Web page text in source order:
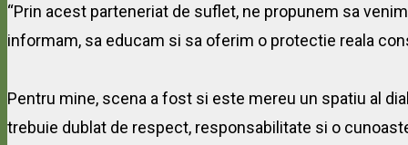
“Prin acest parteneriat de suflet, ne propunem sa
informam, sa educam si sa oferim o protectie reala
Pentru mine, scena a fost si este mereu un spatiu al
trebuie dublat de respect, responsabilitate si o